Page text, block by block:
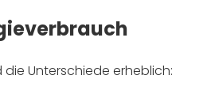
die Unterschiede erheblich: